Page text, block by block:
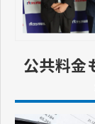
公共料金